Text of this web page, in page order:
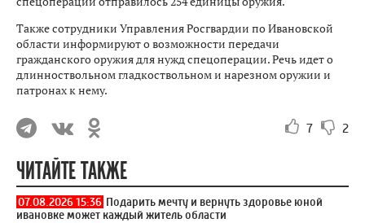
Также сотрудники Управления Росгвардии по Ивановской
области информируют о возможности передачи
гражданского оружия для нужд спецоперации. Речь идет о
длинноствольном гладкоствольном и нарезном оружии и
патронах к нему.
7 2
ЧИТАЙТЕ ТАКЖЕ
07.08.2026 15:36 Подарить мечту и вернуть здоровье юной
ивановке может каждый житель области